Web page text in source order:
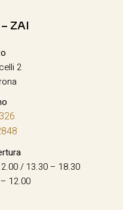
ZAI
2
/ 13.30 – 18.30
12.00